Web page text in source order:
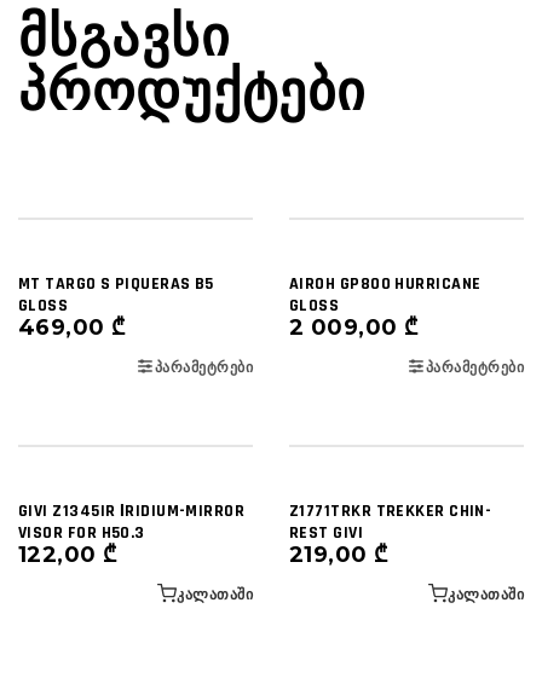
ᲛᲡᲒᲐᲕᲡᲘ
ᲞᲠᲝᲓᲣᲥᲢᲔᲑᲘ
MT TARGO S PIQUERAS B5
GLOSS
469,00 ₾
ᲞᲐᲠᲐᲛᲔᲢᲠᲔᲑᲘ
AIROH GP800 HURRICANE
GLOSS
2 009,00 ₾
ᲞᲐᲠᲐᲛᲔᲢᲠᲔᲑᲘ
GIVI Z1345IR ΙRIDIUM-MIRROR
VISOR FOR H50.3
122,00 ₾
ᲙᲐᲚᲐᲗᲐᲨᲘ
Z1771TRKR TREKKER CHIN-
REST GIVI
219,00 ₾
ᲙᲐᲚᲐᲗᲐᲨᲘ